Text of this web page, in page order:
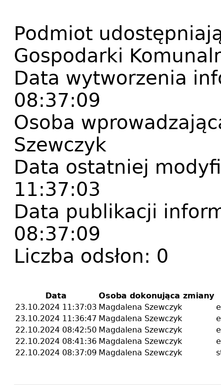
Podmiot
Gospodarki
Data wytworzenia
08:37:09
Osoba
Szewczyk
Data ostatniej
11:37:03
Data publikacji
08:37:09
Liczba odsłon: 0
Data
Osoba dokonująca zmiany
23.10.2024 11:37:03 Magdalena Szewczyk
23.10.2024 11:36:47 Magdalena Szewczyk
22.10.2024 08:42:50 Magdalena Szewczyk
22.10.2024 08:41:36 Magdalena Szewczyk
22.10.2024 08:37:09 Magdalena Szewczyk